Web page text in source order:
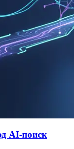
AI-поиск